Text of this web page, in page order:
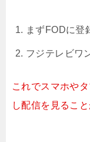
まずFODに登
フジテレビワ
これでスマホや
し配信を見ること